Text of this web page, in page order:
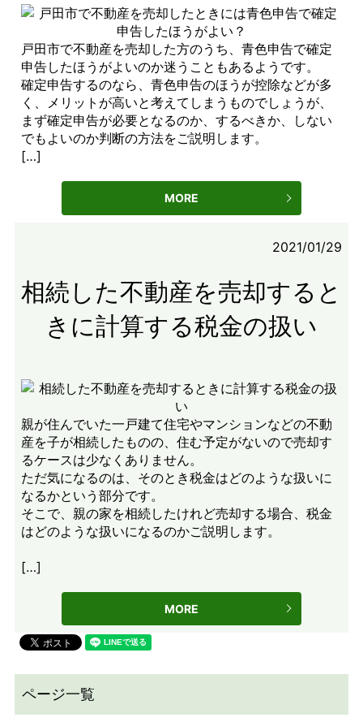
戸田市で不動産を売却した方のうち、青色申告で確定
申告したほうがよいのか迷うこともあるようです。
確定申告するのなら、青色申告のほうが控除などが多
く、メリットが高いと考えてしまうものでしょうが、
まず確定申告が必要となるのか、するべきか、しない
でもよいのか判断の方法をご説明します。
[…]
MORE
2021/01/29
相続した不動産を売却すると
きに計算する税金の扱い
親が住んでいた一戸建て住宅やマンションなどの不動
産を子が相続したものの、住む予定がないので売却す
るケースは少なくありません。
ただ気になるのは、そのとき税金はどのような扱いに
なるかという部分です。
そこで、親の家を相続したけれど売却する場合、税金
はどのような扱いになるのかご説明します。
[…]
MORE